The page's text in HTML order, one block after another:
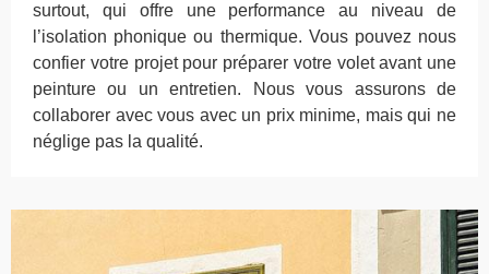
surtout, qui offre une performance au niveau de
l’isolation phonique ou thermique. Vous pouvez nous
confier votre projet pour préparer votre volet avant une
peinture ou un entretien. Nous vous assurons de
collaborer avec vous avec un prix minime, mais qui ne
néglige pas la qualité.